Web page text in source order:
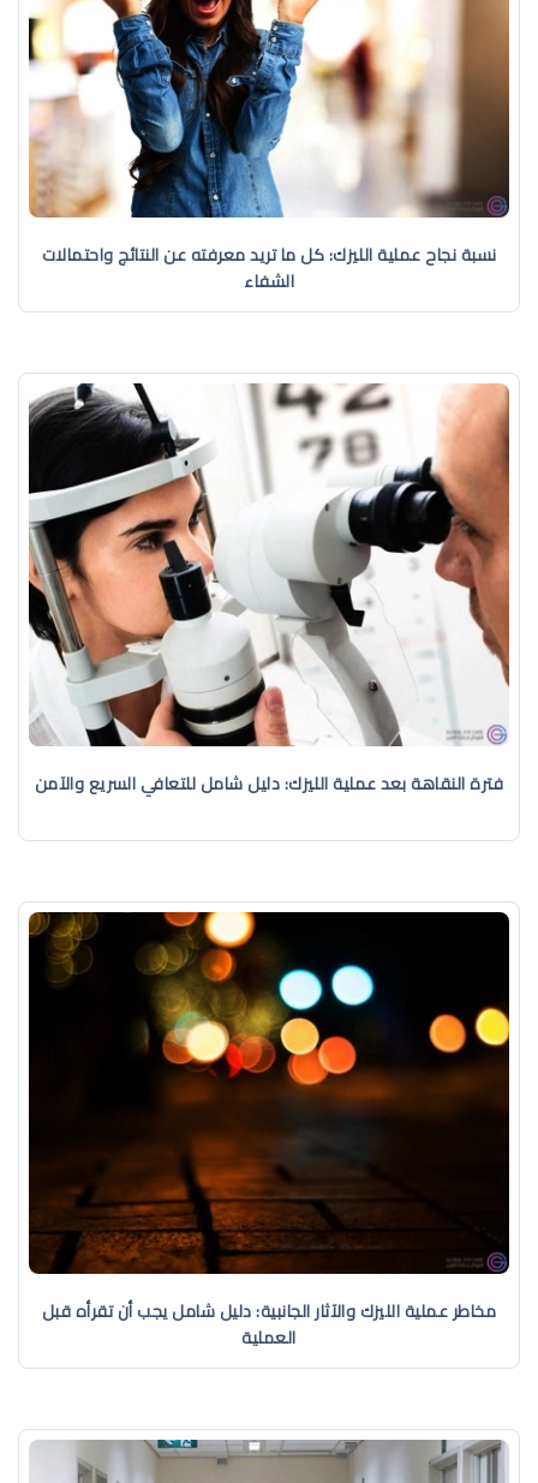
نسبة نجاح عملية الليزك: كل ما تريد معرفته عن النتائج واحتمالات
الشفاء
فترة النقاهة بعد عملية الليزك: دليل شامل للتعافي السريع والآمن
مخاطر عملية الليزك والآثار الجانبية: دليل شامل يجب أن تقرأه قبل
العملية